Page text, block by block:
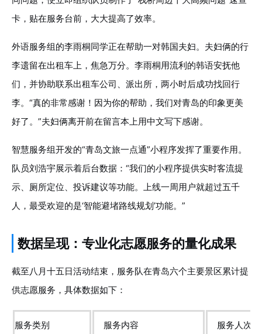
卡，贴在服务台前，大大提高了效率。
外语服务组的李雨桐同学正在帮助一对韩国夫妇。夫妇俩的行
李遗留在出租车上，焦急万分。李雨桐用流利的韩语安抚他
们，并协助联系出租车公司、派出所，两小时后成功找回行
李。“真的非常感谢！因为你的帮助，我们对青岛的印象更美
好了。”夫妇俩离开前在留言本上用中文写下感谢。
智慧服务组开发的“青岛文旅一点通”小程序发挥了重要作用。
队员刘浩宇展示着后台数据：“我们的小程序提供实时客流提
示、厕所定位、投诉建议等功能。上线一周用户就超过五千
人，最受欢迎的是‘智能避堵路线规划’功能。”
数据呈现：专业化志愿服务的量化成果
截至八月十五日活动结束，服务队在青岛六个主要景区累计提
供志愿服务，具体数据如下：
服务类别 服务内容 服务人次/